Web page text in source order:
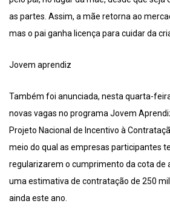
as partes. Assim, a mãe retorna ao
mas o pai ganha licença para cuidar da
Jovem aprendiz
Também foi anunciada, nesta quarta-
novas vagas no programa Jovem
Projeto Nacional de Incentivo à
meio do qual as empresas participantes
regularizarem o cumprimento da cota de
uma estimativa de contratação de 250
ainda este ano.